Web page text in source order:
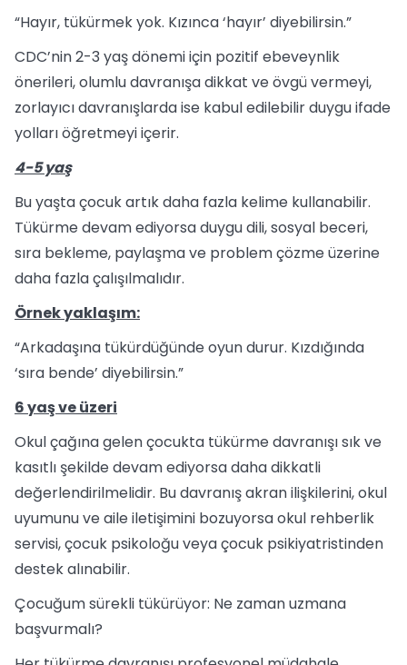
“Hayır, tükürmek yok. Kızınca ‘hayır’ diyebilirsin.”
CDC’nin 2-3 yaş dönemi için pozitif ebeveynlik
önerileri, olumlu davranışa dikkat ve övgü vermeyi,
zorlayıcı davranışlarda ise kabul edilebilir duygu ifade
yolları öğretmeyi içerir.
4-5 yaş
Bu yaşta çocuk artık daha fazla kelime kullanabilir.
Tükürme devam ediyorsa duygu dili, sosyal beceri,
sıra bekleme, paylaşma ve problem çözme üzerine
daha fazla çalışılmalıdır.
Örnek yaklaşım:
“Arkadaşına tükürdüğünde oyun durur. Kızdığında
‘sıra bende’ diyebilirsin.”
6 yaş ve üzeri
Okul çağına gelen çocukta tükürme davranışı sık ve
kasıtlı şekilde devam ediyorsa daha dikkatli
değerlendirilmelidir. Bu davranış akran ilişkilerini, okul
uyumunu ve aile iletişimini bozuyorsa okul rehberlik
servisi, çocuk psikoloğu veya çocuk psikiyatristinden
destek alınabilir.
Çocuğum sürekli tükürüyor: Ne zaman uzmana
başvurmalı?